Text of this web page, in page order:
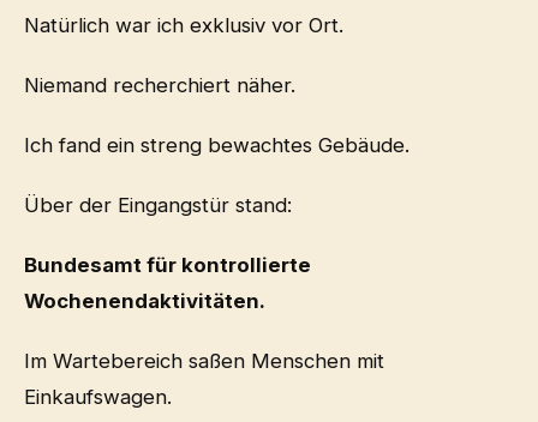
Natürlich war ich exklusiv vor Ort.
Niemand recherchiert näher.
Ich fand ein streng bewachtes Gebäude.
Über der Eingangstür stand:
Bundesamt für kontrollierte
Wochenendaktivitäten.
Im Wartebereich saßen Menschen mit
Einkaufswagen.